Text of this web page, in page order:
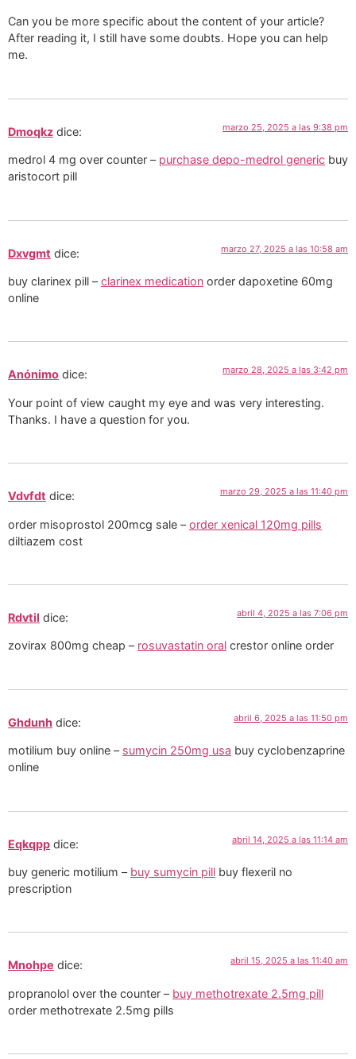
Can you be more specific about the content of your article?
After reading it, I still have some doubts. Hope you can help
me.
Dmoqkz dice: marzo 25, 2025 a las 9:38 pm
medrol 4 mg over counter – purchase depo-medrol generic buy
aristocort pill
Dxvgmt dice: marzo 27, 2025 a las 10:58 am
buy clarinex pill –clarinex medication order dapoxetine 60mg
online
Anónimo dice: marzo 28, 2025 a las 3:42 pm
Your point of view caught my eye and was very interesting.
Thanks. I have a question for you.
Vdvfdt dice: marzo 29, 2025 a las 11:40 pm
order misoprostol 200mcg sale –order xenical 120mg pills
diltiazem cost
Rdvtil dice: abril 4, 2025 a las 7:06 pm
zovirax 800mg cheap – rosuvastatin oral crestor online order
Ghdunh dice: abril 6, 2025 a las 11:50 pm
motilium buy online – sumycin 250mg usa buy cyclobenzaprine
online
Eqkqpp dice: abril 14, 2025 a las 11:14 am
buy generic motilium – buy sumycin pill buy flexeril no
prescription
Mnohpe dice: abril 15, 2025 a las 11:40 am
propranolol over the counter – buy methotrexate 2.5mg pill
order methotrexate 2.5mg pills